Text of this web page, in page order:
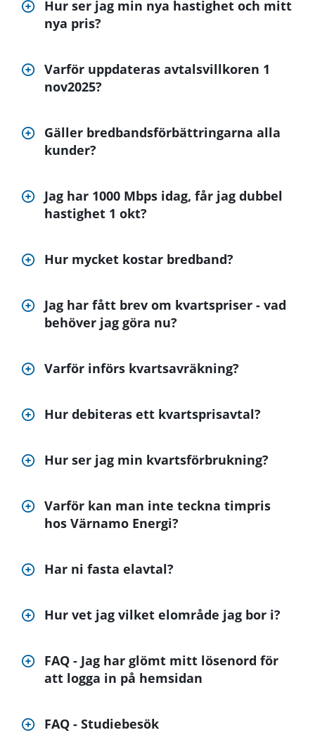
Hur ser jag min nya hastighet och mitt
nya pris?
Varför uppdateras avtalsvillkoren 1
nov2025?
Gäller bredbandsförbättringarna alla
kunder?
Jag har 1000 Mbps idag, får jag dubbel
hastighet 1 okt?
Hur mycket kostar bredband?
Jag har fått brev om kvartspriser - vad
behöver jag göra nu?
Varför införs kvartsavräkning?
Hur debiteras ett kvartsprisavtal?
Hur ser jag min kvartsförbrukning?
Varför kan man inte teckna timpris
hos Värnamo Energi?
Har ni fasta elavtal?
Hur vet jag vilket elområde jag bor i?
FAQ - Jag har glömt mitt lösenord för
att logga in på hemsidan
FAQ - Studiebesök